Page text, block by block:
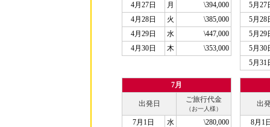
4月27日
月
\394,000
4月28日
火
\385,000
4月29日
水
\447,000
4月30日
木 \353,000
5月27
5月28
5月29
5月30
5月31
7月
出発日 ご旅行代金
（お一人様）
7月1日 水
\280,000
出
8月1